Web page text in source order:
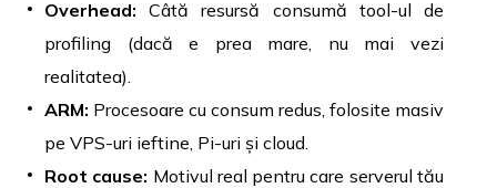
Overhead: Câtă resursă consumă tool-ul de
profiling (dacă e prea mare, nu mai vezi
realitatea).
ARM: Procesoare cu consum redus, folosite masiv
pe VPS-uri ieftine, Pi-uri și cloud.
Root cause: Motivul real pentru care serverul tău